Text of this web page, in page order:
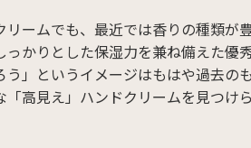
リームでも、最近では香りの種類
かりとした保湿力を兼ね備えた優
う」というイメージはもはや過去の
「高見え」ハンドクリームを見つけ